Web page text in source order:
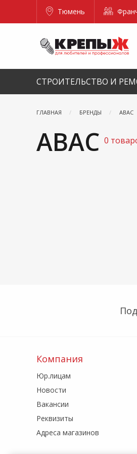
Тюмень
СТРОИТЕЛЬСТВО И
ГЛАВНАЯ БРЕНДЫ ABAC
ABAC 0
Компания
Юр.лицам
Новости
Вакансии
Реквизиты
Адреса магазинов